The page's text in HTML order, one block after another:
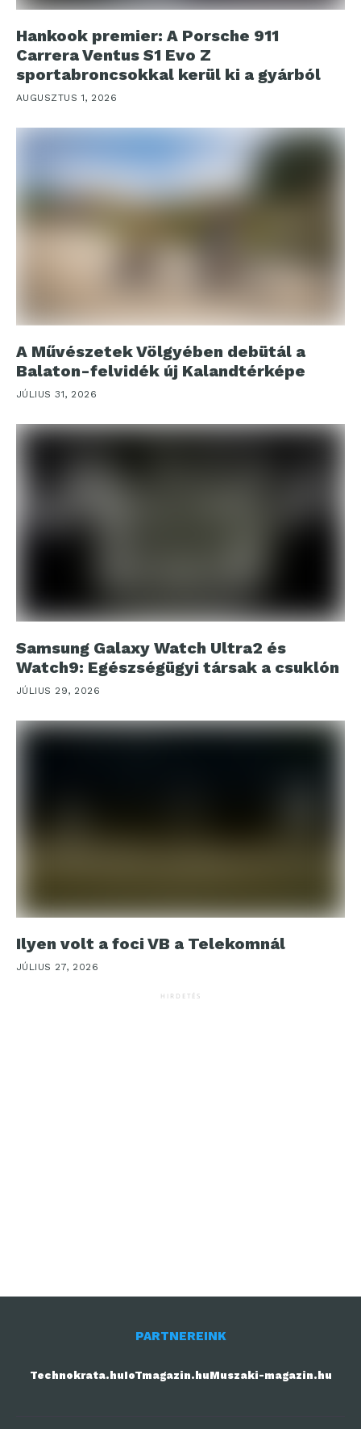
Hankook premier: A Porsche 911
Carrera Ventus S1 Evo Z
sportabroncsokkal kerül ki a gyárból
AUGUSZTUS 1, 2026
A Művészetek Völgyében debütál a
Balaton-felvidék új Kalandtérképe
JÚLIUS 31, 2026
Samsung Galaxy Watch Ultra2 és
Watch9: Egészségügyi társak a csuklón
JÚLIUS 29, 2026
Ilyen volt a foci VB a Telekomnál
JÚLIUS 27, 2026
HIRDETÉS
PARTNEREINK
Technokrata.huIoTmagazin.huMuszaki-magazin.hu